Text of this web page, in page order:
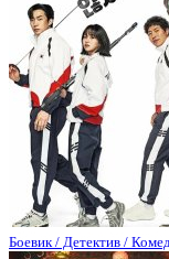
Боевик / Детектив /